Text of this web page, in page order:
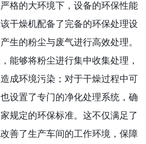
格的大环境下，设备的环保性能
干燥机配备了完备的环保处理设
生的粉尘与废气进行高效处理。
能够将粉尘进行集中收集处理，
成环境污染；对于干燥过程中可
设置了专门的净化处理系统，确
规定的环保标准。这不仅满足了
善了生产车间的工作环境，保障